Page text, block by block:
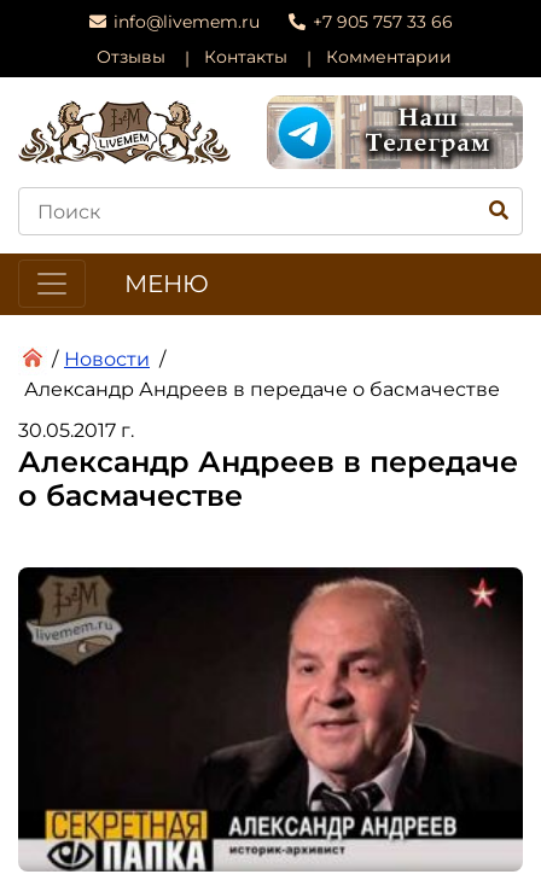
info@livemem.ru
+7 905 757 33 66
Отзывы
Контакты Комментарии
МЕНЮ
/ Новости /
Александр Андреев в передаче о басмачестве
30.05.2017 г.
Александр Андреев в передаче
о басмачестве